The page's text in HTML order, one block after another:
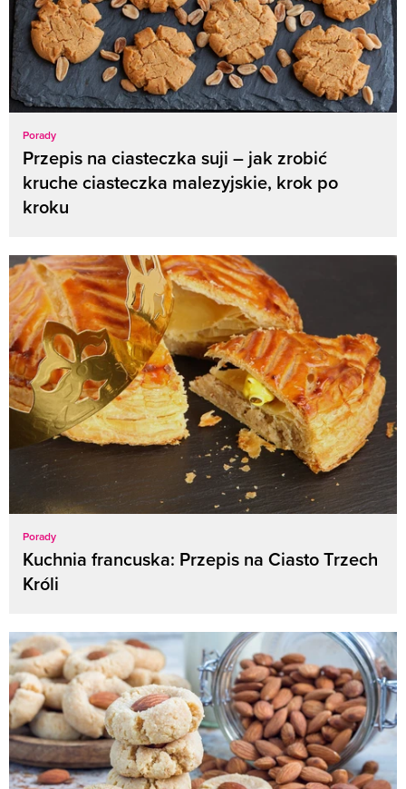
Porady
Przepis na ciasteczka suji – jak zrobić
kruche ciasteczka malezyjskie, krok po
kroku
Porady
Kuchnia francuska: Przepis na Ciasto Trzech
Króli